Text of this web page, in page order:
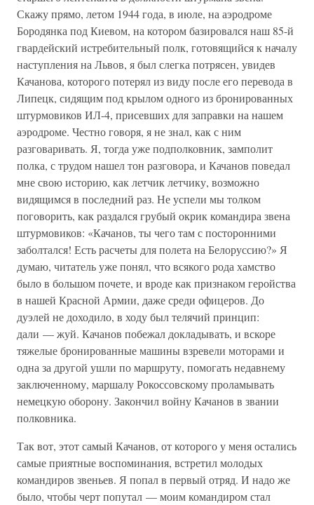
Скажу прямо, летом 1944 года, в июле, на аэродроме
Бородянка под Киевом, на котором базировался наш 85-й
гвардейский истребительный полк, готовящийся к началу
наступления на Львов, я был слегка потрясен, увидев
Качанова, которого потерял из виду после его перевода в
Липецк, сидящим под крылом одного из бронированных
штурмовиков ИЛ-4, присевших для заправки на нашем
аэродроме. Честно говоря, я не знал, как с ним
разговаривать. Я, тогда уже подполковник, замполит
полка, с трудом нашел тон разговора, и Качанов поведал
мне свою историю, как летчик летчику, возможно
видящимся в последний раз. Не успели мы толком
поговорить, как раздался грубый окрик командира звена
штурмовиков: «Качанов, ты чего там с посторонними
заболтался! Есть расчеты для полета на Белоруссию?» Я
думаю, читатель уже понял, что всякого рода хамство
было в большом почете, и вроде как признаком геройства
в нашей Красной Армии, даже среди офицеров. До
дуэлей не доходило, в ходу был телячий принцип:
дали — жуй. Качанов побежал докладывать, и вскоре
тяжелые бронированные машины взревели моторами и
одна за другой ушли по маршруту, помогать недавнему
заключенному, маршалу Рокоссовскому проламывать
немецкую оборону. Закончил войну Качанов в звании
полковника.
Так вот, этот самый Качанов, от которого у меня остались
самые приятные воспоминания, встретил молодых
командиров звеньев. Я попал в первый отряд. И надо же
было, чтобы черт попутал — моим командиром стал